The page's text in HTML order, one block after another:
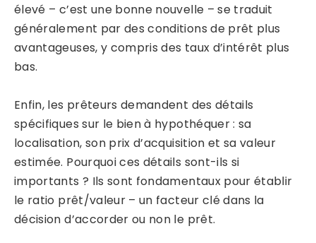
élevé – c’est une bonne nouvelle – se traduit
généralement par des conditions de prêt plus
avantageuses, y compris des taux d’intérêt plus
bas.
Enfin, les prêteurs demandent des détails
spécifiques sur le bien à hypothéquer : sa
localisation, son prix d’acquisition et sa valeur
estimée. Pourquoi ces détails sont-ils si
importants ? Ils sont fondamentaux pour établir
le ratio prêt/valeur – un facteur clé dans la
décision d’accorder ou non le prêt.